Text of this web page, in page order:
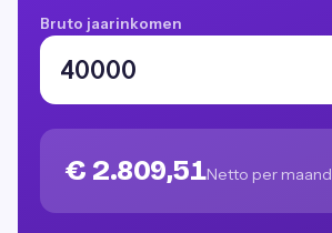
Bruto jaarinkomen
€ 2.809,51Netto per maand